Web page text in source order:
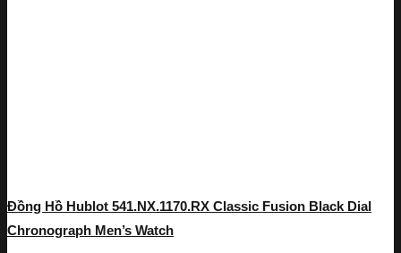
Đồng Hồ Hublot 541.NX.1170.RX Classic Fusion Black Dial
Chronograph Men’s Watch